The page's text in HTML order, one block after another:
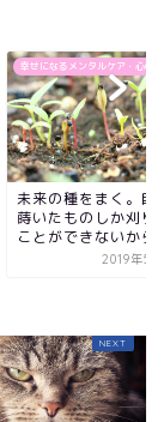
幸せになるメンタルケア・心の
未来の種をまく。自
蒔いたものしか刈り
ことができないから
2019年5